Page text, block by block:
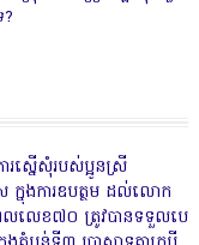
?
រស្នើសុំរបស់ប្អូនស្រី
ក្នុងការឧបត្ថម ដល់លោក
លេខ៧០ ត្រូវបានទទួលបេ